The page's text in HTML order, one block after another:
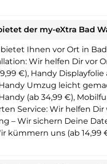
der my-eXtra Bad
Ihnen vor Ort in
Wir helfen Dir vor
€), Handy
Umzug leicht
(ab 34,99 €),
Service: Wir helfen
– Wir sichern Deine
kümmern uns (ab